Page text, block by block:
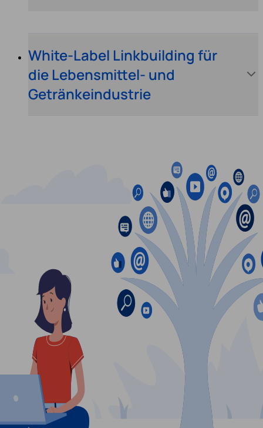
White-Label Linkbuilding für
die Lebensmittel- und
Getränkeindustrie